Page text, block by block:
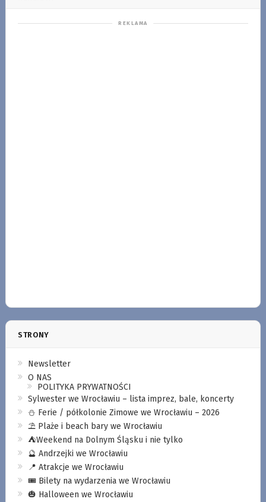
STRONY
Newsletter
O NAS
POLITYKA PRYWATNOŚCI
Sylwester we Wrocławiu – lista imprez, bale, koncerty
⛄️ Ferie / półkolonie Zimowe we Wrocławiu – 2026
⛱️ Plaże i beach bary we Wrocławiu
⛺️Weekend na Dolnym Śląsku i nie tylko
🔮 Andrzejki we Wrocławiu
📍 Atrakcje we Wrocławiu
🎟️ Bilety na wydarzenia we Wrocławiu
🎃 Halloween we Wrocławiu